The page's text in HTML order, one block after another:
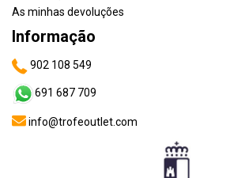
As minhas devoluções
Informação
902 108 549
691 687 709
info@trofeoutlet.com